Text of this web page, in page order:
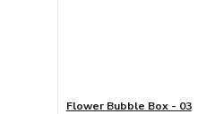
Flower Bubble Box - 03